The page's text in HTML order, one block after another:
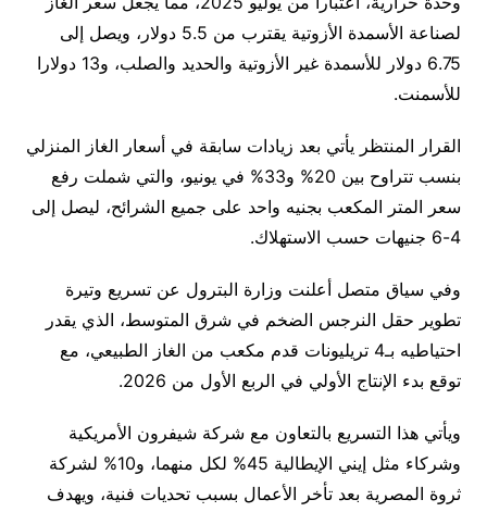
لصناعة الأسمدة الأزوتية يقترب من 5.5 دولار، ويصل إلى
6.75 دولار للأسمدة غير الأزوتية والحديد والصلب، و13 دولارا
للأسمنت.
القرار المنتظر يأتي بعد زيادات سابقة في أسعار الغاز المنزلي
بنسب تتراوح بين 20% و33% في يونيو، والتي شملت رفع
سعر المتر المكعب بجنيه واحد على جميع الشرائح، ليصل إلى
4-6 جنيهات حسب الاستهلاك.
وفي سياق متصل أعلنت وزارة البترول عن تسريع وتيرة
تطوير حقل النرجس الضخم في شرق المتوسط، الذي يقدر
احتياطيه بـ4 تريليونات قدم مكعب من الغاز الطبيعي، مع
توقع بدء الإنتاج الأولي في الربع الأول من 2026.
ويأتي هذا التسريع بالتعاون مع شركة شيفرون الأمريكية
وشركاء مثل إيني الإيطالية 45% لكل منهما، و10% لشركة
ثروة المصرية بعد تأخر الأعمال بسبب تحديات فنية، ويهدف